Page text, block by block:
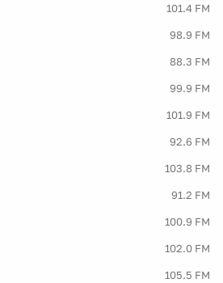
101.4 FM
98.9 FM
88.3 FM
99.9 FM
101.9 FM
92.6 FM
103.8 FM
91.2 FM
100.9 FM
102.0 FM
105.5 FM